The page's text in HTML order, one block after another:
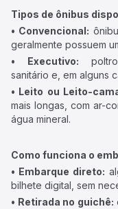
Tipos de ônibus
• Convencional:
geralmente possuem
• Executivo:
sanitário e, em alguns
• Leito ou Leito-
mais longas, com ar-
água mineral.
Como funciona o
• Embarque direto:
bilhete digital, sem
• Retirada no guichê: